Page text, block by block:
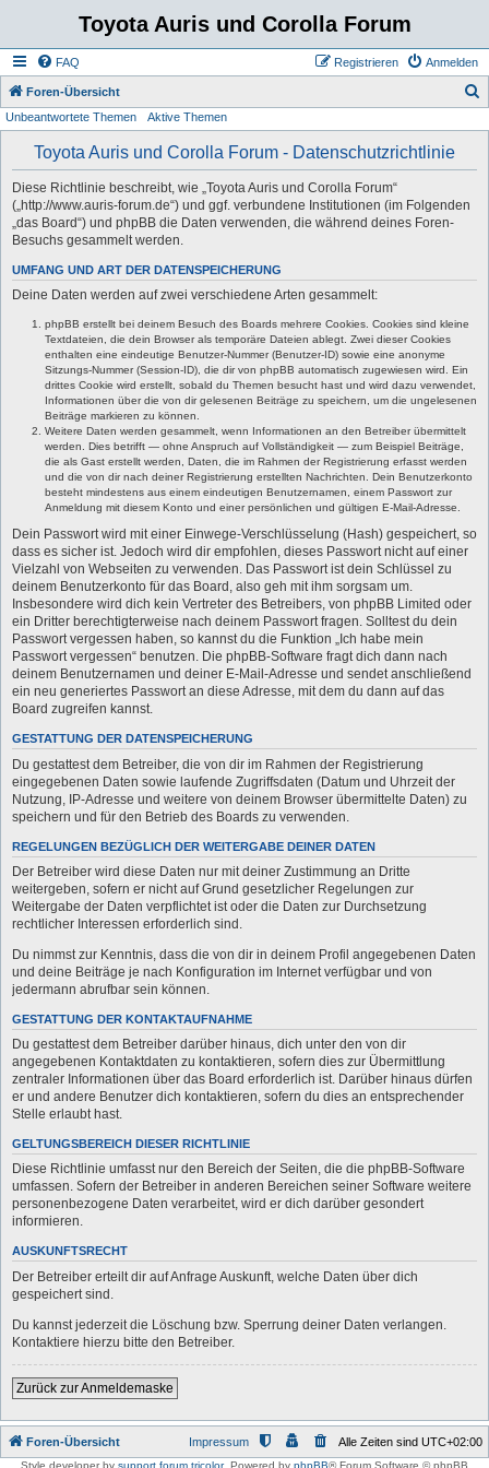
Toyota Auris und Corolla Forum
FAQ Anmelden
Registrieren
Foren-Übersicht
Unbeantwortete Themen Aktive Themen
Toyota Auris und Corolla Forum - Datenschutzrichtlinie
Diese Richtlinie beschreibt, wie „Toyota Auris und Corolla Forum“
(„http://www.auris-forum.de“) und ggf. verbundene Institutionen (im Folgenden
„das Board“) und phpBB die Daten verwenden, die während deines Foren-
Besuchs gesammelt werden.
UMFANG UND ART DER DATENSPEICHERUNG
Deine Daten werden auf zwei verschiedene Arten gesammelt:
phpBB erstellt bei deinem Besuch des Boards mehrere Cookies. Cookies sind kleine
Textdateien, die dein Browser als temporäre Dateien ablegt. Zwei dieser Cookies
enthalten eine eindeutige Benutzer-Nummer (Benutzer-ID) sowie eine anonyme
Sitzungs-Nummer (Session-ID), die dir von phpBB automatisch zugewiesen wird. Ein
drittes Cookie wird erstellt, sobald du Themen besucht hast und wird dazu verwendet,
Informationen über die von dir gelesenen Beiträge zu speichern, um die ungelesenen
Beiträge markieren zu können.
Weitere Daten werden gesammelt, wenn Informationen an den Betreiber übermittelt
werden. Dies betrifft — ohne Anspruch auf Vollständigkeit — zum Beispiel Beiträge,
die als Gast erstellt werden, Daten, die im Rahmen der Registrierung erfasst werden
und die von dir nach deiner Registrierung erstellten Nachrichten. Dein Benutzerkonto
besteht mindestens aus einem eindeutigen Benutzernamen, einem Passwort zur
Anmeldung mit diesem Konto und einer persönlichen und gültigen E-Mail-Adresse.
Dein Passwort wird mit einer Einwege-Verschlüsselung (Hash) gespeichert, so
dass es sicher ist. Jedoch wird dir empfohlen, dieses Passwort nicht auf einer
Vielzahl von Webseiten zu verwenden. Das Passwort ist dein Schlüssel zu
deinem Benutzerkonto für das Board, also geh mit ihm sorgsam um.
Insbesondere wird dich kein Vertreter des Betreibers, von phpBB Limited oder
ein Dritter berechtigterweise nach deinem Passwort fragen. Solltest du dein
Passwort vergessen haben, so kannst du die Funktion „Ich habe mein
Passwort vergessen“ benutzen. Die phpBB-Software fragt dich dann nach
deinem Benutzernamen und deiner E-Mail-Adresse und sendet anschließend
ein neu generiertes Passwort an diese Adresse, mit dem du dann auf das
Board zugreifen kannst.
GESTATTUNG DER DATENSPEICHERUNG
Du gestattest dem Betreiber, die von dir im Rahmen der Registrierung
eingegebenen Daten sowie laufende Zugriffsdaten (Datum und Uhrzeit der
Nutzung, IP-Adresse und weitere von deinem Browser übermittelte Daten) zu
speichern und für den Betrieb des Boards zu verwenden.
REGELUNGEN BEZÜGLICH DER WEITERGABE DEINER DATEN
Der Betreiber wird diese Daten nur mit deiner Zustimmung an Dritte
weitergeben, sofern er nicht auf Grund gesetzlicher Regelungen zur
Weitergabe der Daten verpflichtet ist oder die Daten zur Durchsetzung
rechtlicher Interessen erforderlich sind.
Du nimmst zur Kenntnis, dass die von dir in deinem Profil angegebenen Daten
und deine Beiträge je nach Konfiguration im Internet verfügbar und von
jedermann abrufbar sein können.
GESTATTUNG DER KONTAKTAUFNAHME
Du gestattest dem Betreiber darüber hinaus, dich unter den von dir
angegebenen Kontaktdaten zu kontaktieren, sofern dies zur Übermittlung
zentraler Informationen über das Board erforderlich ist. Darüber hinaus dürfen
er und andere Benutzer dich kontaktieren, sofern du dies an entsprechender
Stelle erlaubt hast.
GELTUNGSBEREICH DIESER RICHTLINIE
Diese Richtlinie umfasst nur den Bereich der Seiten, die die phpBB-Software
umfassen. Sofern der Betreiber in anderen Bereichen seiner Software weitere
personenbezogene Daten verarbeitet, wird er dich darüber gesondert
informieren.
AUSKUNFTSRECHT
Der Betreiber erteilt dir auf Anfrage Auskunft, welche Daten über dich
gespeichert sind.
Du kannst jederzeit die Löschung bzw. Sperrung deiner Daten verlangen.
Kontaktiere hierzu bitte den Betreiber.
Zurück zur Anmeldemaske
Foren-Übersicht Alle Zeiten sind UTC+02:00
Impressum
Style developer by support forum tricolor, Powered by phpBB® Forum Software © phpBB